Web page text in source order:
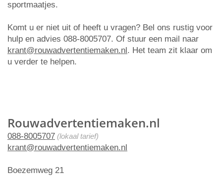
Rouwadvertentiemaken.nl
088-8005707 (lokaal tarief)
krant@rouwadvertentiemaken.nl
Boezemweg 21
sportmaatjes.
Komt u er niet uit of heeft u vragen? Bel ons rustig voor
hulp en advies 088-8005707. Of stuur een mail naar
krant@rouwadvertentiemaken.nl. Het team zit klaar om
u verder te helpen.